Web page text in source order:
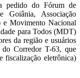
pedido do Fórum de
Goiânia, Associação
e Movimento Nacional
para Todos (MDT)
da região e usuários
do Corredor T-63, que
fiscalização eletrônica)